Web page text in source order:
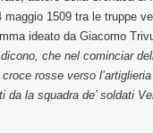
maggio 1509 tra le truppe
ideato da Giacomo
che nel cominciar
rosse verso
da la squadra de’ soldati